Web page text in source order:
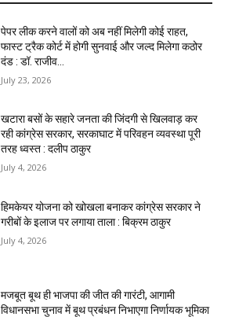
पेपर लीक करने वालों को अब नहीं मिलेगी कोई राहत,
फास्ट ट्रैक कोर्ट में होगी सुनवाई और जल्द मिलेगा कठोर
दंड : डॉ. राजीव...
July 23, 2026
खटारा बसों के सहारे जनता की जिंदगी से खिलवाड़ कर
रही कांग्रेस सरकार, सरकाघाट में परिवहन व्यवस्था पूरी
तरह ध्वस्त : दलीप ठाकुर
July 4, 2026
हिमकेयर योजना को खोखला बनाकर कांग्रेस सरकार ने
गरीबों के इलाज पर लगाया ताला : बिक्रम ठाकुर
July 4, 2026
मजबूत बूथ ही भाजपा की जीत की गारंटी, आगामी
विधानसभा चुनाव में बूथ प्रबंधन निभाएगा निर्णायक भूमिका